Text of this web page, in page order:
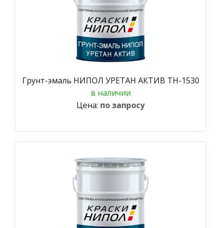
Грунт-эмаль НИПОЛ УРЕТАН АКТИВ ТН-1530
в наличии
Цена: по запросу